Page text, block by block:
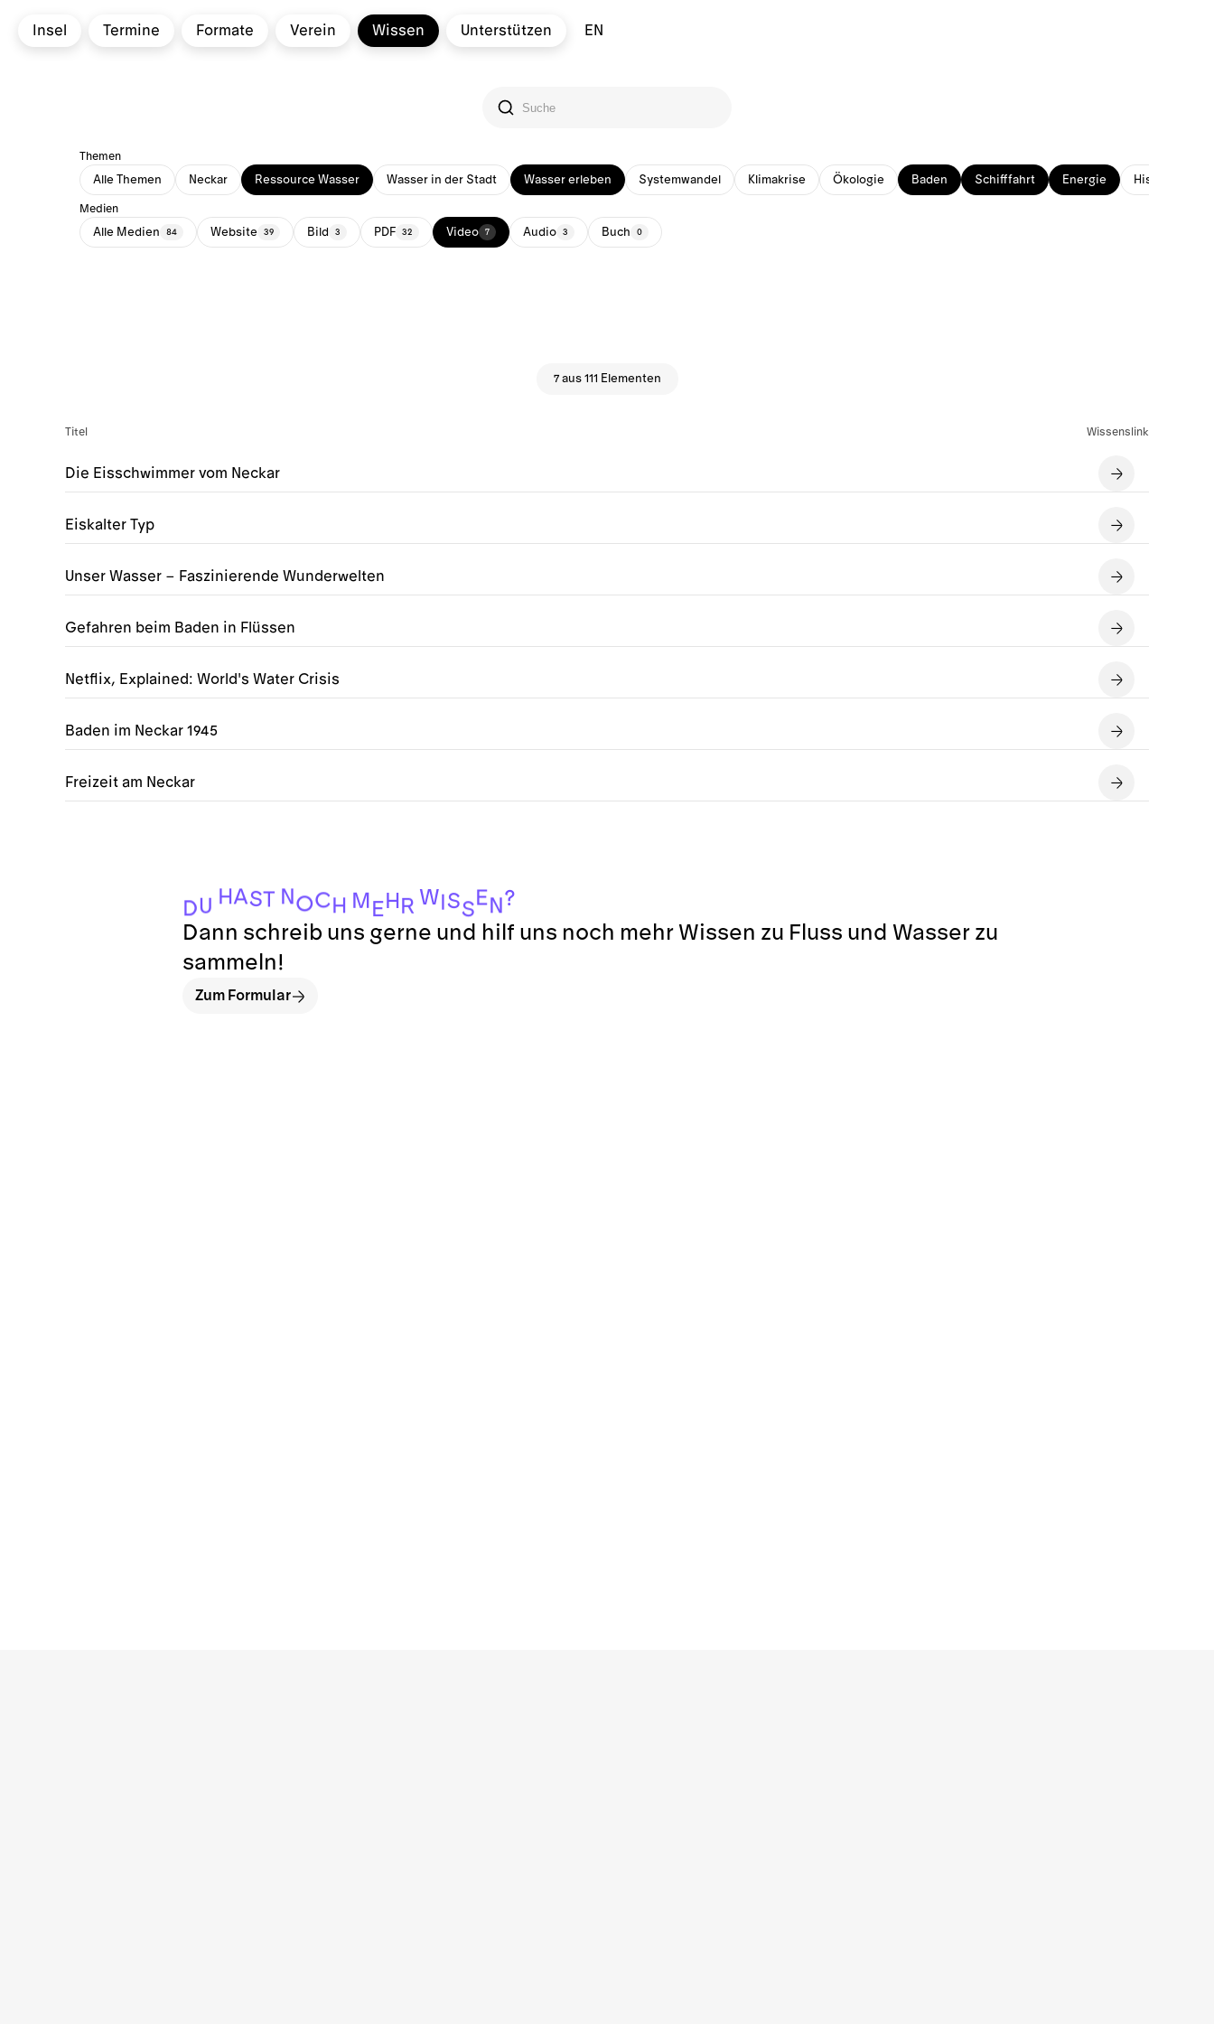
Insel Termine Formate Verein Wissen Unterstützen EN
Themen
Alle Themen Neckar Ressource Wasser Wasser in der Stadt Wasser erleben Systemwandel Klimakrise Ökologie Baden Schifffahrt Energie Historisches
Medien
Alle Medien 84 Website 39 Bild 3 PDF 32 Video 7 Audio 3 Buch 0
7 aus 111 Elementen
Titel Wissenslink
Die Eisschwimmer vom Neckar
Eiskalter Typ
Unser Wasser – Faszinierende Wunderwelten
Gefahren beim Baden in Flüssen
Netflix, Explained: World's Water Crisis
Baden im Neckar 1945
Freizeit am Neckar
DU HAST NOCH M E H R W SSEN?
Dann schreib uns gerne und hilf uns noch mehr Wissen zu Fluss und Wasser zu
sammeln!
Zum Formular